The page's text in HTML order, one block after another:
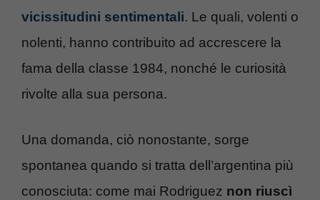
vicissitudini sentimentali. Le quali, volenti o
nolenti, hanno contribuito ad accrescere la
fama della classe 1984, nonché le curiosità
rivolte alla sua persona.
Una domanda, ciò nonostante, sorge
spontanea quando si tratta dell’argentina più
conosciuta: come mai Rodriguez non riuscì